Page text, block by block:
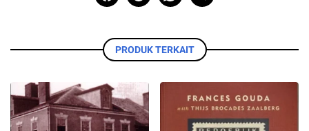
PRODUK TERKAIT